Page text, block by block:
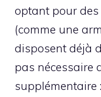
optant pour
(comme une
disposent déjà
pas nécessaire
supplémentaire